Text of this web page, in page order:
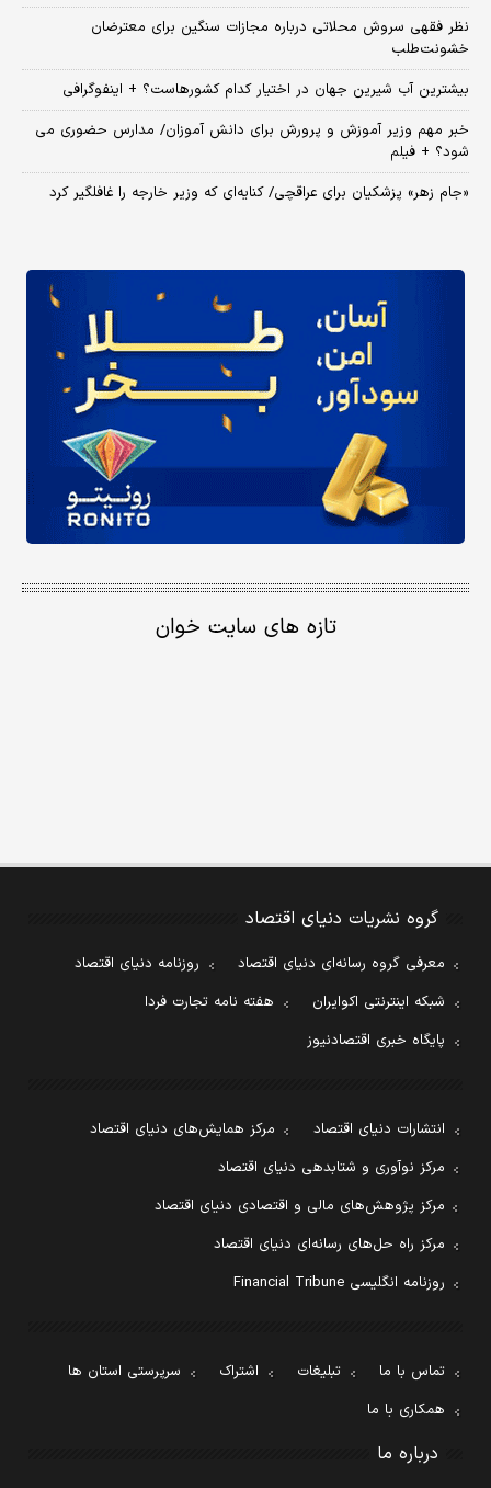
نظر فقهی سروش محلاتی درباره مجازات سنگین برای معترضان
خشونت‌طلب
بیشترین آب شیرین جهان در اختیار کدام کشورهاست؟ + اینفوگرافی
خبر مهم وزیر آموزش و پرورش برای دانش آموزان/ مدارس حضوری می
شود؟ + فیلم
«جام زهر» پزشکیان برای عراقچی/ کنایه‌ای که وزیر خارجه را غافلگیر کرد
تازه های سایت خوان
گروه نشریات دنیای اقتصاد
معرفی گروه رسانه‌ای دنیای اقتصاد
روزنامه دنیای اقتصاد
شبکه اینترنتی اکوایران
هفته نامه تجارت فردا
پایگاه خبری اقتصادنیوز
انتشارات دنیای اقتصاد
مرکز همایش‌های دنیای اقتصاد
مرکز نوآوری و شتابدهی دنیای اقتصاد
مرکز پژوهش‌های مالی و اقتصادی دنیای اقتصاد
مرکز راه حل‌های رسانه‌ای دنیای اقتصاد
روزنامه انگلیسی Financial Tribune
تماس با ما تبلیغات اشتراک
سرپرستی استان ها
همکاری با ما
درباره ما